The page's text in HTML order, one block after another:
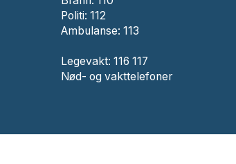
Politi: 112
Ambulanse: 113
Legevakt: 116 117
Nød- og vakttelefoner